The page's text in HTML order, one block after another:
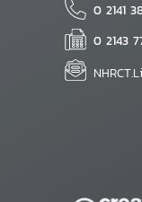
0 2141
0 2143